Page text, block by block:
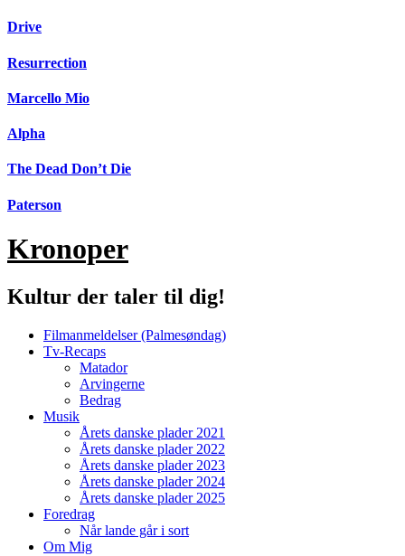
Videre
indhold
Drive
Resurrection
Marcello Mio
Alpha
The Dead Don’t Die
Paterson
Kronoper
Kultur der taler til dig!
Filmanmeldelser (Palmesøndag)
Tv-Recaps
Matador
Arvingerne
Bedrag
Musik
Årets danske plader 2021
Årets danske plader 2022
Årets danske plader 2023
Årets danske plader 2024
Årets danske plader 2025
Foredrag
Når lande går i sort
Om Mig